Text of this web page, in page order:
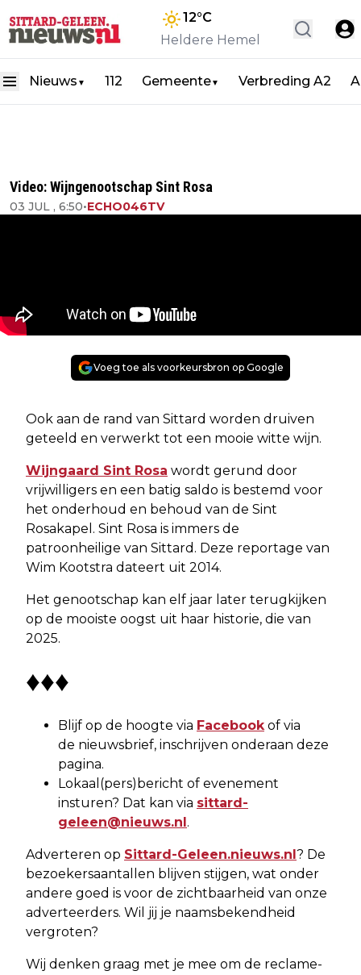
12°C
Heldere Hemel
Nieuws ▼ 112 Gemeente▼ Verbreding A2
Video: Wijngenootschap Sint Rosa
03 JUL , 6:50•ECHO046TV
Voeg toe als voorkeursbron op Google
Ook aan de rand van Sittard worden druiven
geteeld en verwerkt tot een mooie witte wijn.
Wijngaard Sint Rosa wordt gerund door
vrijwilligers en een batig saldo is bestemd voor
het onderhoud en behoud van de Sint
Rosakapel. Sint Rosa is immers de
patroonheilige van Sittard. Deze reportage van
Wim Kootstra dateert uit 2014.
Het genootschap kan elf jaar later terugkijken
op de mooiste oogst uit haar historie, die van
2025.
♦♦♦
Blijf op de hoogte via Facebookof via
de nieuwsbrief, inschrijven onderaan deze
pagina.
Lokaal(pers)bericht of evenement
insturen? Dat kan via sittard-
geleen@nieuws.nl.
Adverteren op Sittard-Geleen.nieuws.nl? De
bezoekersaantallen blijven stijgen, wat onder
andere goed is voor de zichtbaarheid van onze
adverteerders. Wil jij je naamsbekendheid
vergroten?
Wij denken graag met je mee om de reclame-